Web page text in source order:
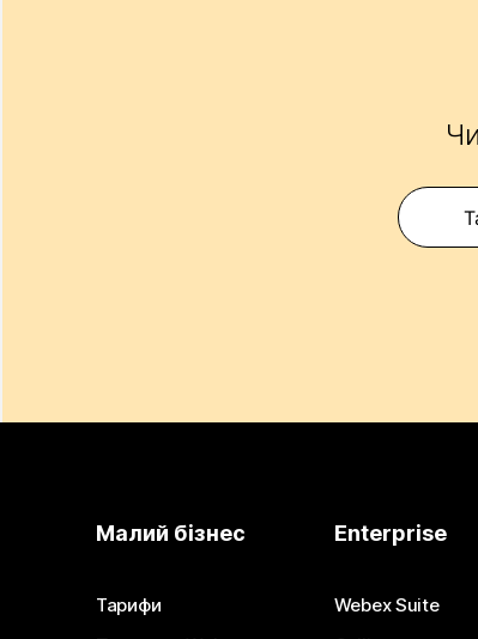
Малий бізнес
Тарифи
Enterprise
Webex Suite